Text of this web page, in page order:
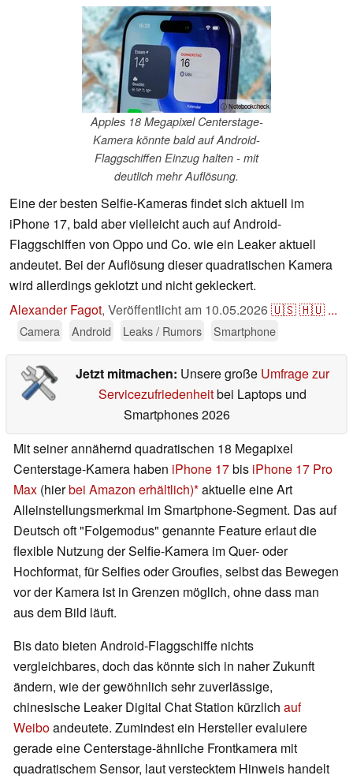
ⓘ Notebookcheck
Apples 18 Megapixel Centerstage-
Kamera könnte bald auf Android-
Flaggschiffen Einzug halten - mit
deutlich mehr Auflösung.
Eine der besten Selfie-Kameras findet sich aktuell im
iPhone 17, bald aber vielleicht auch auf Android-
Flaggschiffen von Oppo und Co. wie ein Leaker aktuell
andeutet. Bei der Auflösung dieser quadratischen Kamera
wird allerdings geklotzt und nicht gekleckert.
Alexander Fagot, Veröffentlicht am 10.05.2026🇺🇸🇭🇺 ...
Camera Android Leaks / Rumors Smartphone
Jetzt mitmachen: Unsere große Umfrage zur
Servicezufriedenheitbei Laptops und
Smartphones 2026
Mit seiner annähernd quadratischen 18 Megapixel
Centerstage-Kamera haben iPhone 17bis iPhone 17 Pro
Max (hierbei Amazon erhältlich) aktuelle eine Art
Alleinstellungsmerkmal im Smartphone-Segment. Das auf
Deutsch oft "Folgemodus" genannte Feature erlaut die
flexible Nutzung der Selfie-Kamera im Quer- oder
Hochformat, für Selfies oder Groufies, selbst das Bewegen
vor der Kamera ist in Grenzen möglich, ohne dass man
aus dem Bild läuft.
Bis dato bieten Android-Flaggschiffe nichts
vergleichbares, doch das könnte sich in naher Zukunft
ändern, wie der gewöhnlich sehr zuverlässige,
chinesische Leaker Digital Chat Station kürzlich auf
Weiboandeutete. Zumindest ein Hersteller evaluiere
gerade eine Centerstage-ähnliche Frontkamera mit
quadratischem Sensor, laut verstecktem Hinweis handelt